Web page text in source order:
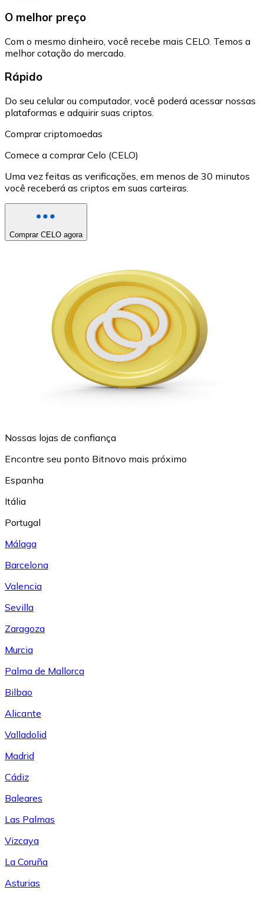
O melhor preço
Com o mesmo dinheiro, você recebe mais CELO. Temos a
melhor cotação do mercado.
Rápido
Do seu celular ou computador, você poderá acessar nossas
plataformas e adquirir suas criptos.
Comprar criptomoedas
Comece a comprar Celo (CELO)
Uma vez feitas as verificações, em menos de 30 minutos
você receberá as criptos em suas carteiras.
Comprar CELO agora
Nossas lojas de confiança
Encontre seu ponto Bitnovo mais próximo
Espanha
Itália
Portugal
Málaga
Barcelona
Valencia
Sevilla
Zaragoza
Murcia
Palma de Mallorca
Bilbao
Alicante
Valladolid
Madrid
Cádiz
Baleares
Las Palmas
Vizcaya
La Coruña
Asturias